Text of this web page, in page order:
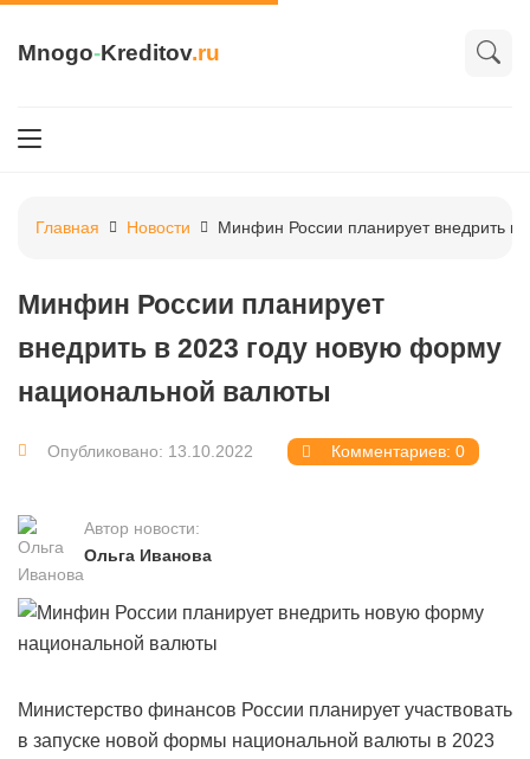
Mnogo-Kreditov.ru
Главная Новости Минфин России планирует внедрить
Минфин России планирует
внедрить в 2023 году новую форму
национальной валюты
Опубликовано: 13.10.2022 Комментариев: 0
Автор новости:
Ольга Иванова
Министерство финансов России планирует участвовать
в запуске новой формы национальной валюты в 2023